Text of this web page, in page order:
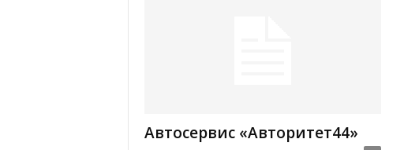
Автосервис «Авторитет44»